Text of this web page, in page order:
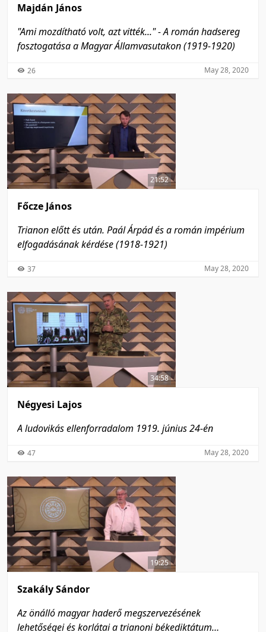
Majdán János
"Ami mozdítható volt, azt vitték..." - A román hadsereg
fosztogatása a Magyar Államvasutakon (1919-1920)
26 May 28, 2020
21:52
Főcze János
Trianon előtt és után. Paál Árpád és a román impérium
elfogadásának kérdése (1918-1921)
37 May 28, 2020
34:58
Négyesi Lajos
A ludovikás ellenforradalom 1919. június 24-én
47 May 28, 2020
19:25
Szakály Sándor
Az önálló magyar haderő megszervezésének
lehetőségei és korlátai a trianoni békediktátum